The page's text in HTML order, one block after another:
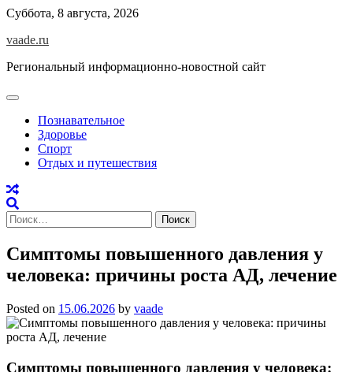
Skip
content
Суббота, 8 августа, 2026
vaade.ru
Региональный информационно-новостной сайт
Познавательное
Здоровье
Спорт
Отдых и путешествия
Найти:
Симптомы повышенного давления у
человека: причины роста АД, лечение
Posted on 15.06.2026 by vaade
Симптомы повышенного давления у человека: